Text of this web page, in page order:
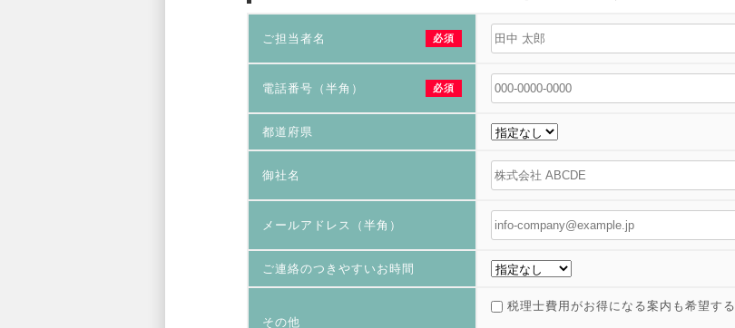
ご担当者名 必須
電話番号（半角） 必須
都道府県
御社名
メールアドレス（半角）
ご連絡のつきやすいお時間
その他
税理士費用がお得になる案内も希望する